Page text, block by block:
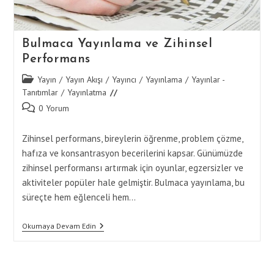
Bulmaca Yayınlama ve Zihinsel
Performans
Post
category:
Yayın / Yayın Akışı / Yayıncı / Yayınlama / Yayınlar -
Tanıtımlar / Yayınlatma
Post 0 Yorum
Zihinsel performans, bireylerin öğrenme, problem çözme,
hafıza ve konsantrasyon becerilerini kapsar. Günümüzde
zihinsel performansı artırmak için oyunlar, egzersizler ve
aktiviteler popüler hale gelmiştir. Bulmaca yayınlama, bu
süreçte hem eğlenceli hem…
Okumaya Devam EdinBulmaca